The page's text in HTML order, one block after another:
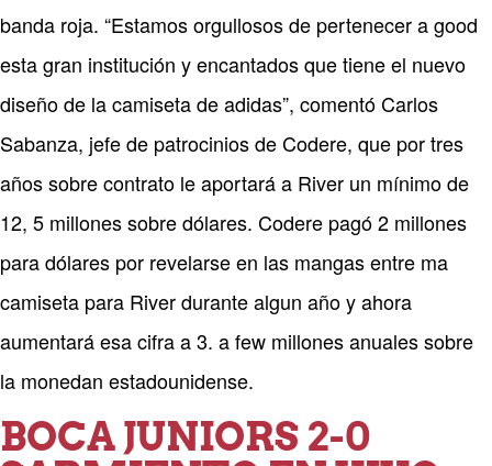
banda roja. “Estamos orgullosos de pertenecer a good
esta gran institución y encantados que tiene el nuevo
diseño de la camiseta de adidas”, comentó Carlos
Sabanza, jefe de patrocinios de Codere, que por tres
años sobre contrato le aportará a River un mínimo de
12, 5 millones sobre dólares. Codere pagó 2 millones
para dólares por revelarse en las mangas entre ma
camiseta para River durante algun año y ahora
aumentará esa cifra a 3. a few millones anuales sobre
la monedan estadounidense.
BOCA JUNIORS 2-0